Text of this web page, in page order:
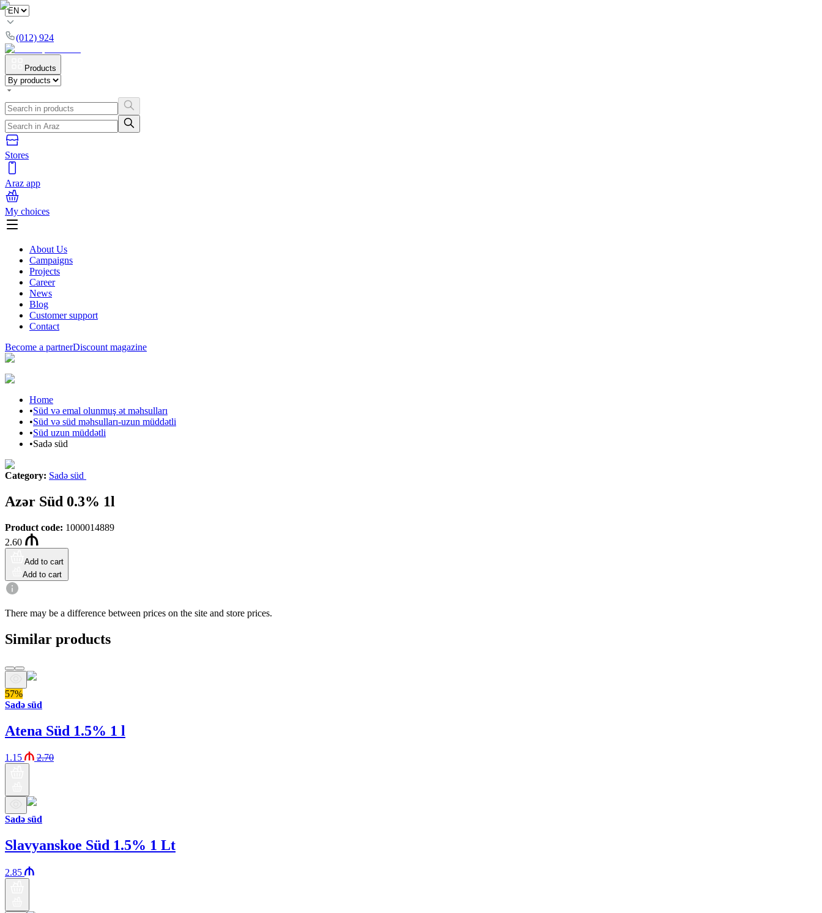
(012) 924
Products
Stores
Araz app
My choices
About Us
Campaigns
Projects
Career
News
Blog
Customer support
Contact
Become a partnerDiscount magazine
Home
•Süd və emal olunmuş ət məhsulları
•Süd və süd məhsulları-uzun müddətli
•Süd uzun müddətli
•Sadə süd
Category: Sadə süd
Azər Süd 0.3% 1l
Product code: 1000014889
2.60
Add to cart
Add to cart
There may be a difference between prices on the site and store prices.
Similar products
57%
Sadə süd
Atena Süd 1.5% 1 l
1.15 2.70
Sadə süd
Slavyanskoe Süd 1.5% 1 Lt
2.85